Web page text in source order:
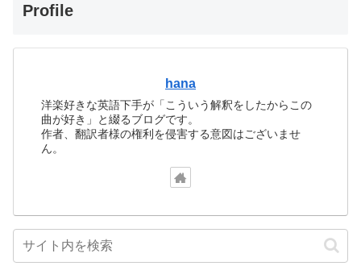
Profile
hana
洋楽好きな英語下手が「こういう解釈をしたからこの
曲が好き」と綴るブログです。
作者、翻訳者様の権利を侵害する意図はございませ
ん。